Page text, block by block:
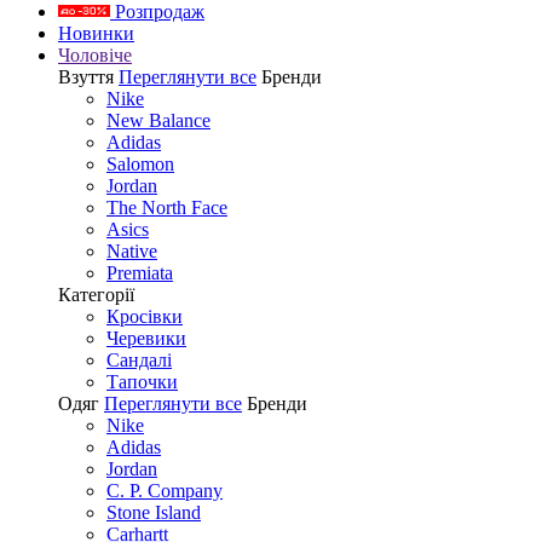
Розпродаж
Новинки
Чоловіче
Взуття Переглянути все Бренди
Nike
New Balance
Adidas
Salomon
Jordan
The North Face
Asics
Native
Premiata
Категорії
Кросівки
Черевики
Сандалі
Tапочки
Одяг Переглянути все Бренди
Nike
Adidas
Jordan
C. P. Company
Stone Island
Carhartt